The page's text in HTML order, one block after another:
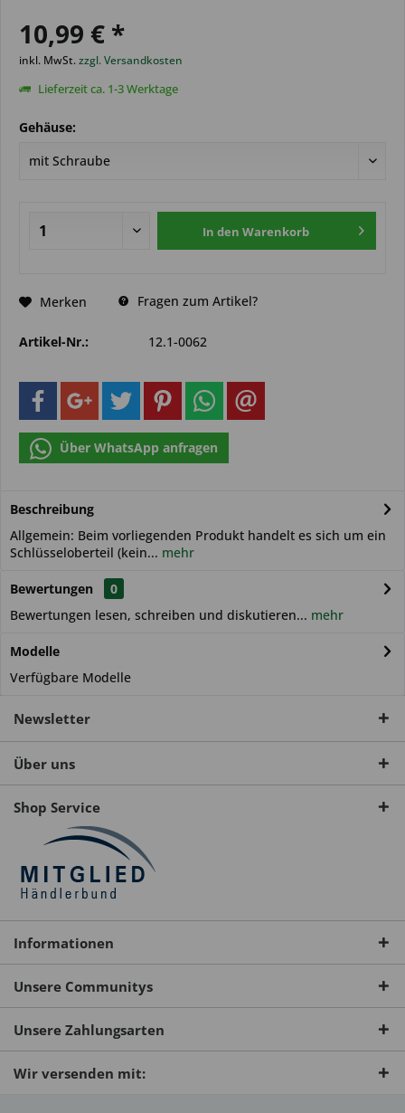
10,99 € *
inkl. MwSt.zzgl. Versandkosten
Lieferzeit ca. 1-3 Werktage
Gehäuse:
In den Warenkorb
Merken Fragen zum Artikel?
Artikel-Nr.: 12.1-0062
Über WhatsApp anfragen
Beschreibung
Allgemein: Beim vorliegenden Produkt handelt es sich um ein
Schlüsseloberteil (kein... mehr
Bewertungen
0
Bewertungen lesen, schreiben und diskutieren... mehr
Modelle
Verfügbare Modelle
Newsletter
Über uns
Shop Service
Informationen
Unsere Communitys
Unsere Zahlungsarten
Wir versenden mit: